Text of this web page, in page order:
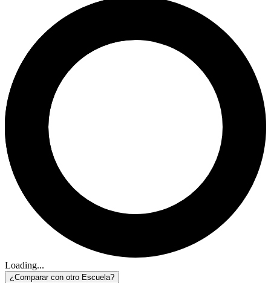
Loading...
¿Comparar con otro Escuela?